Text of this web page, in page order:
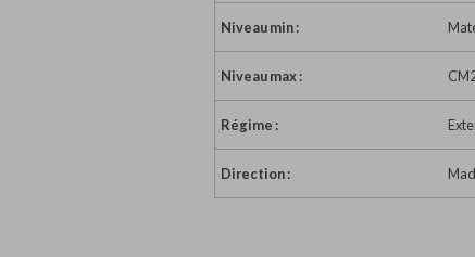
Niveau min :
Niveau max :
Régime :
Direction :